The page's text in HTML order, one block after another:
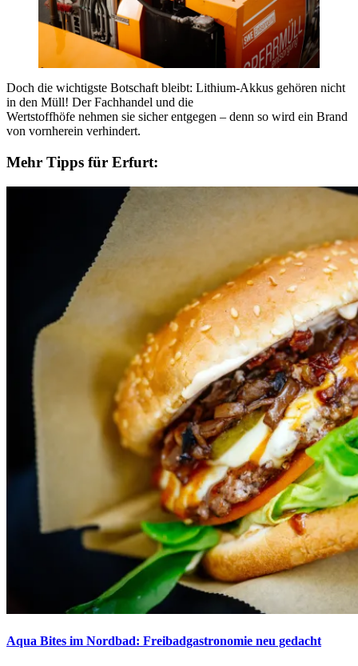
Doch die wichtigste Botschaft bleibt: Lithium-Akkus gehören nicht
in den Müll! Der Fachhandel und die
Wertstoffhöfe nehmen sie sicher entgegen – denn so wird ein Brand
von vornherein verhindert.
Mehr Tipps für Erfurt:
Aqua Bites im Nordbad: Freibadgastronomie neu gedacht